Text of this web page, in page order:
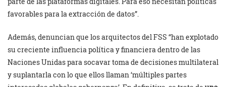
favorables para la extracción de datos”.
Además, denuncian que los arquitectos del FSS “han explotado
su creciente influencia política y financiera dentro de las
Naciones Unidas para socavar toma de decisiones multilateral
y suplantarla con lo que ellos llaman ‘múltiples partes